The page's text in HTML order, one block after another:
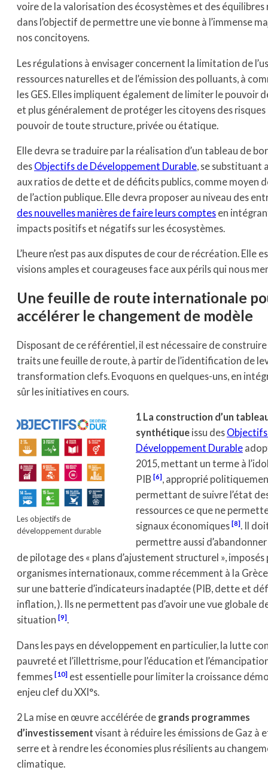
voire de la valorisation des écosystèmes et des équilibres
dans l’objectif de permettre une vie bonne à l’immense
nos concitoyens.
Les régulations à envisager concernent la limitation de
ressources naturelles et de l’émission des polluants, à
les GES. Elles impliquent également de limiter le pouvoir
et plus généralement de protéger les citoyens des risques
pouvoir de toute structure, privée ou étatique.
Elle devra se traduire par la réalisation d’un tableau de
des Objectifs de Développement Durable, se substituant
aux ratios de dette et de déficits publics, comme moyen
de l’action publique. Elle devra proposer au niveau des
des nouvelles manières de faire leurs comptes en
impacts positifs et négatifs sur les écosystèmes.
L’heure n’est pas aux disputes de cour de récréation. Elle
visions amples et courageuses face aux périls qui nous
Une feuille de route internationale
accélérer le changement de modèle
Disposant de ce référentiel, il est nécessaire de
traits une feuille de route, à partir de l’identification de
transformation clefs. Evoquons en quelques-uns, en
sûr les initiatives en cours.
Les objectifs de
développement durable
1 La construction d’un
synthétiqueissu des
Développement Durable
2015, mettant un terme à
PIB [6], approprié
permettant de suivre l’état
ressources ce que ne
signaux économiques [8]. Il
permettre aussi
de pilotage des « plans d’ajustement structurel », imposés
organismes internationaux, comme récemment à la
sur une batterie d’indicateurs inadaptée (PIB, dette et
inflation, ). Ils ne permettent pas d’avoir une vue globale
situation [9].
Dans les pays en développement en particulier, la lutte
pauvreté et l’illettrisme, pour l’éducation et
femmes [10] est essentielle pour limiter la croissance
enjeu clef du XXI°s.
2 La mise en œuvre accélérée de grands programmes
d’investissement visant à réduire les émissions de Gaz à
serre et à rendre les économies plus résilients au
climatique.